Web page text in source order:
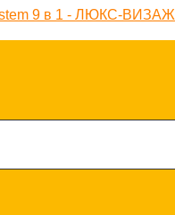
9 в 1 - ЛЮКС-ВИЗАЖ